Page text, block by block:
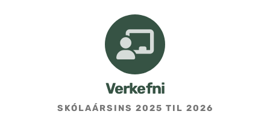
Verkefni
SKÓLAÁRSINS 2025 TIL 2026